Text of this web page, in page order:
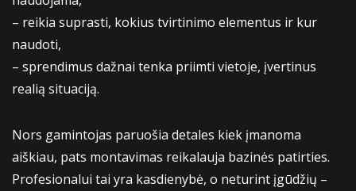
– reikia suprasti, kokius tvirtinimo elementus ir kur
naudoti,
– sprendimus dažnai tenka priimti vietoje, įvertinus
realią situaciją.
Nors gamintojas paruošia detales kiek įmanoma
aiškiau, pats montavimas reikalauja bazinės patirties.
Profesionalui tai yra kasdienybė, o neturint įgūdžių –